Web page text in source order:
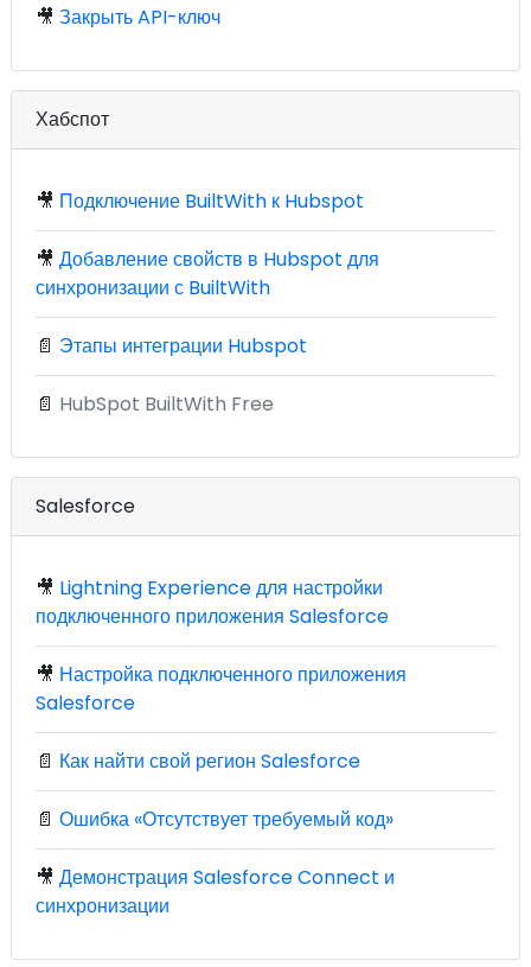
🎥 Закрыть API-ключ
Хабспот
🎥 Подключение BuiltWith к Hubspot
🎥 Добавление свойств в Hubspot для
синхронизации с BuiltWith
📄 Этапы интеграции Hubspot
📄 HubSpot BuiltWith Free
Salesforce
🎥 Lightning Experience для настройки
подключенного приложения Salesforce
🎥 Настройка подключенного приложения
Salesforce
📄 Как найти свой регион Salesforce
📄 Ошибка «Отсутствует требуемый код»
🎥 Демонстрация Salesforce Connect и
синхронизации